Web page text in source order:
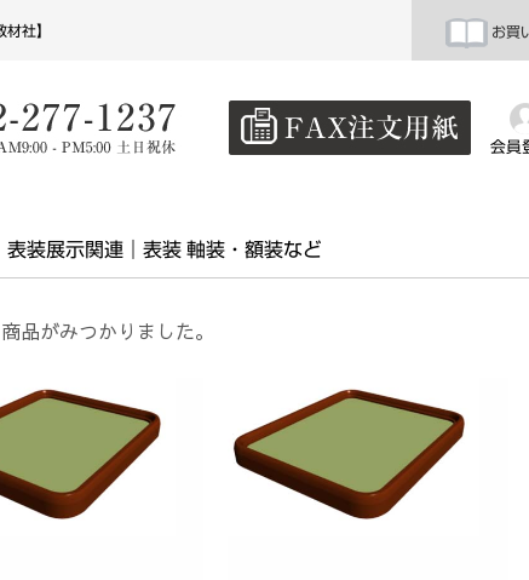
社】 お買
会員
表装展示関連 表装 軸装・額装など
品がみつかりました。